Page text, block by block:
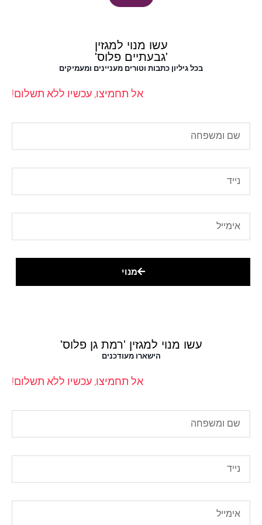
עשו מנוי למגזין
'גבעתיים פלוס'
בכל גיליון כתבות וטורים מעניינים ומעמיקים
אל תחמיצו, עכשיו ללא תשלום!
מנוי
עשו מנוי למגזין 'רמת גן פלוס'
הישארו מעודכנים
אל תחמיצו, עכשיו ללא תשלום!